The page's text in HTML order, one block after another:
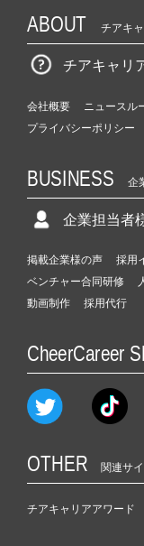
ABOUT チアキ
チアキャリ
会社概要 ニュースル
プライバシーポリシー
BUSINESS 企
企業担当者
掲載企業様の声 採用
ベンチャー合同研修
動画制作
採用代行
CheerCareer
OTHER 関連サイ
チアキャリアアワード